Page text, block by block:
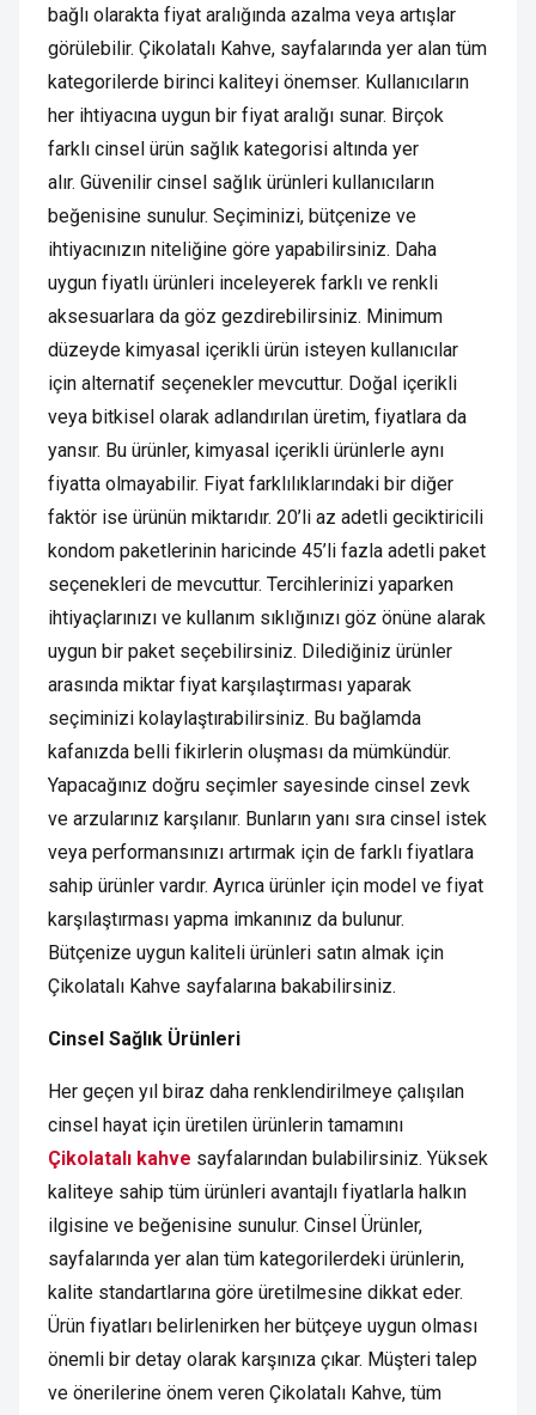
bağlı olarakta fiyat aralığında azalma veya artışlar
görülebilir. Çikolatalı Kahve, sayfalarında yer alan tüm
kategorilerde birinci kaliteyi önemser. Kullanıcıların
her ihtiyacına uygun bir fiyat aralığı sunar. Birçok
farklı cinsel ürün sağlık kategorisi altında yer
alır. Güvenilir cinsel sağlık ürünleri kullanıcıların
beğenisine sunulur. Seçiminizi, bütçenize ve
ihtiyacınızın niteliğine göre yapabilirsiniz. Daha
uygun fiyatlı ürünleri inceleyerek farklı ve renkli
aksesuarlara da göz gezdirebilirsiniz. Minimum
düzeyde kimyasal içerikli ürün isteyen kullanıcılar
için alternatif seçenekler mevcuttur. Doğal içerikli
veya bitkisel olarak adlandırılan üretim, fiyatlara da
yansır. Bu ürünler, kimyasal içerikli ürünlerle aynı
fiyatta olmayabilir. Fiyat farklılıklarındaki bir diğer
faktör ise ürünün miktarıdır. 20’li az adetli geciktiricili
kondom paketlerinin haricinde 45’li fazla adetli paket
seçenekleri de mevcuttur. Tercihlerinizi yaparken
ihtiyaçlarınızı ve kullanım sıklığınızı göz önüne alarak
uygun bir paket seçebilirsiniz. Dilediğiniz ürünler
arasında miktar fiyat karşılaştırması yaparak
seçiminizi kolaylaştırabilirsiniz. Bu bağlamda
kafanızda belli fikirlerin oluşması da mümkündür.
Yapacağınız doğru seçimler sayesinde cinsel zevk
ve arzularınız karşılanır. Bunların yanı sıra cinsel istek
veya performansınızı artırmak için de farklı fiyatlara
sahip ürünler vardır. Ayrıca ürünler için model ve fiyat
karşılaştırması yapma imkanınız da bulunur.
Bütçenize uygun kaliteli ürünleri satın almak için
Çikolatalı Kahve sayfalarına bakabilirsiniz.
Cinsel Sağlık Ürünleri
Her geçen yıl biraz daha renklendirilmeye çalışılan
cinsel hayat için üretilen ürünlerin tamamını
Çikolatalı kahve sayfalarından bulabilirsiniz. Yüksek
kaliteye sahip tüm ürünleri avantajlı fiyatlarla halkın
ilgisine ve beğenisine sunulur. Cinsel Ürünler,
sayfalarında yer alan tüm kategorilerdeki ürünlerin,
kalite standartlarına göre üretilmesine dikkat eder.
Ürün fiyatları belirlenirken her bütçeye uygun olması
önemli bir detay olarak karşınıza çıkar. Müşteri talep
ve önerilerine önem veren Çikolatalı Kahve, tüm